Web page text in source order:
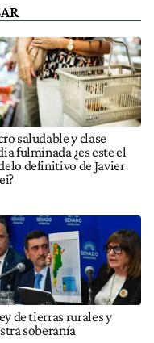
saludable y clase
fulminada ¿es este el
definitivo de Javier
de tierras rurales y
soberanía